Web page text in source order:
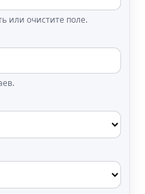
или очистите поле.